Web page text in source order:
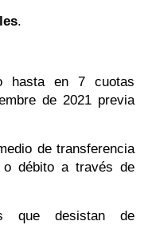
.
hasta en 7 cuotas
de 2021 previa
de transferencia
o débito a través de
que desistan de